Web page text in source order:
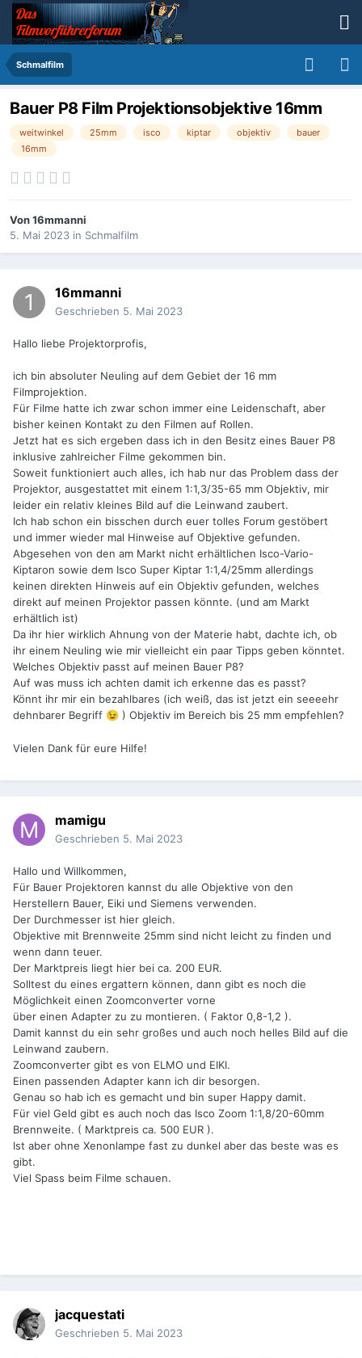
Schmalfilm
Bauer P8 Film Projektionsobjektive 16mm
weitwinkel 25mm isco kiptar objektiv
bauer
16mm
Von16mmanni
5. Mai 2023 in Schmalfilm
16mmanni
Geschrieben 5. Mai 2023
Hallo liebe Projektorprofis,
ich bin absoluter Neuling auf dem Gebiet der 16 mm
Filmprojektion.
Für Filme hatte ich zwar schon immer eine Leidenschaft, aber
bisher keinen Kontakt zu den Filmen auf Rollen.
Jetzt hat es sich ergeben dass ich in den Besitz eines Bauer P8
inklusive zahlreicher Filme gekommen bin.
Soweit funktioniert auch alles, ich hab nur das Problem dass der
Projektor, ausgestattet mit einem 1:1,3/35-65 mm Objektiv, mir
leider ein relativ kleines Bild auf die Leinwand zaubert.
Ich hab schon ein bisschen durch euer tolles Forum gestöbert
und immer wieder mal Hinweise auf Objektive gefunden.
Abgesehen von den am Markt nicht erhältlichen Isco-Vario-
Kiptaron sowie dem Isco Super Kiptar 1:1,4/25mm allerdings
keinen direkten Hinweis auf ein Objektiv gefunden, welches
direkt auf meinen Projektor passen könnte. (und am Markt
erhältlich ist)
Da ihr hier wirklich Ahnung von der Materie habt, dachte ich, ob
ihr einem Neuling wie mir vielleicht ein paar Tipps geben könntet.
Welches Objektiv passt auf meinen Bauer P8?
Auf was muss ich achten damit ich erkenne das es passt?
Könnt ihr mir ein bezahlbares (ich weiß, das ist jetzt ein seeeehr
dehnbarer Begriff 😉 ) Objektiv im Bereich bis 25 mm empfehlen?
Vielen Dank für eure Hilfe!
mamigu
Geschrieben 5. Mai 2023
Hallo und Willkommen,
Für Bauer Projektoren kannst du alle Objektive von den
Herstellern Bauer, Eiki und Siemens verwenden.
Der Durchmesser ist hier gleich.
Objektive mit Brennweite 25mm sind nicht leicht zu finden und
wenn dann teuer.
Der Marktpreis liegt hier bei ca. 200 EUR.
Solltest du eines ergattern können, dann gibt es noch die
Möglichkeit einen Zoomconverter vorne
über einen Adapter zu zu montieren. ( Faktor 0,8-1,2 ).
Damit kannst du ein sehr großes und auch noch helles Bild auf die
Leinwand zaubern.
Zoomconverter gibt es von ELMO und EIKI.
Einen passenden Adapter kann ich dir besorgen.
Genau so hab ich es gemacht und bin super Happy damit.
Für viel Geld gibt es auch noch das Isco Zoom 1:1,8/20-60mm
Brennweite. ( Marktpreis ca. 500 EUR ).
Ist aber ohne Xenonlampe fast zu dunkel aber das beste was es
gibt.
Viel Spass beim Filme schauen.
jacquestati
Geschrieben 5. Mai 2023